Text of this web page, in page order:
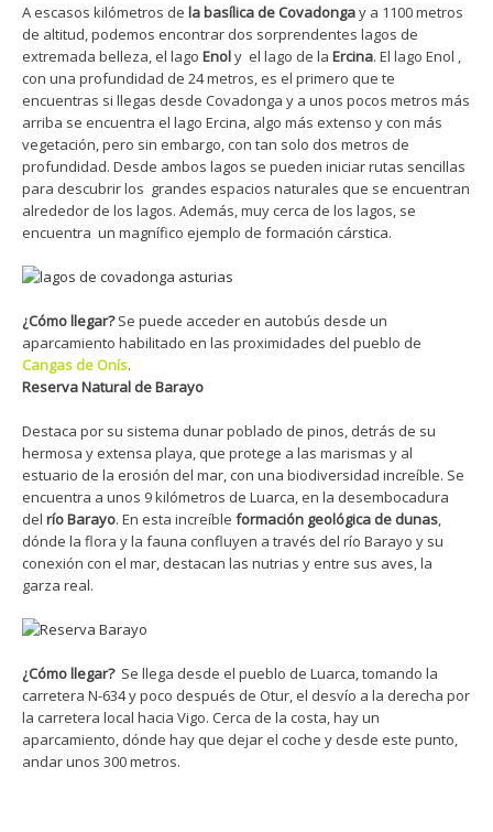
A escasos kilómetros de la basílica de Covadongay a 1100 metros
de altitud, podemos encontrar dos sorprendentes lagos de
extremada belleza, el lago Enoly el lago de la Ercina. El lago Enol ,
con una profundidad de 24 metros, es el primero que te
encuentras si llegas desde Covadonga y a unos pocos metros más
arriba se encuentra el lago Ercina, algo más extenso y con más
vegetación, pero sin embargo, con tan solo dos metros de
profundidad. Desde ambos lagos se pueden iniciar rutas sencillas
para descubrir los grandes espacios naturales que se encuentran
alrededor de los lagos. Además, muy cerca de los lagos, se
encuentra un magnífico ejemplo de formación cárstica.
¿Cómo llegar?Se puede acceder en autobús desde un
aparcamiento habilitado en las proximidades del pueblo de
Cangas de Onís.
Reserva Natural de Barayo
Destaca por su sistema dunar poblado de pinos, detrás de su
hermosa y extensa playa, que protege a las marismas y al
estuario de la erosión del mar, con una biodiversidad increíble. Se
encuentra a unos 9 kilómetros de Luarca, en la desembocadura
del río Barayo. En esta increíble formación geológica de dunas,
dónde la flora y la fauna confluyen a través del río Barayo y su
conexión con el mar, destacan las nutrias y entre sus aves, la
garza real.
¿Cómo llegar? Se llega desde el pueblo de Luarca, tomando la
carretera N-634 y poco después de Otur, el desvío a la derecha por
la carretera local hacia Vigo. Cerca de la costa, hay un
aparcamiento, dónde hay que dejar el coche y desde este punto,
andar unos 300 metros.